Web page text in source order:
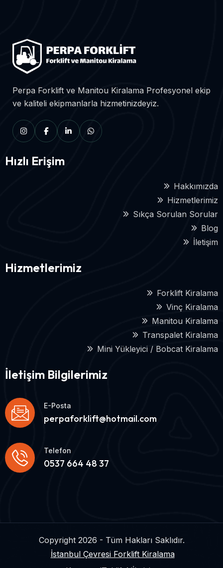
Perpa Forklift ve Manitou Kiralama Profesyonel ekip
ve kaliteli ekipmanlarla hizmetinizdeyiz.
Hızlı Erişim
Hakkımızda
Hizmetlerimiz
Sıkça Sorulan Sorular
Blog
İletişim
Hizmetlerimiz
Forklift Kiralama
Vinç Kiralama
Manitou Kiralama
Transpalet Kiralama
Mini Yükleyici / Bobcat Kiralama
İletişim Bilgilerimiz
perpaforklift@hotmail.com
E-Posta
0537 664 48 37
Telefon
Copyright 2026 - Tüm Hakları Saklıdır.
İstanbul Çevresi Forklift Kiralama